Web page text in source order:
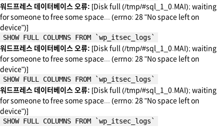
워드프레스 데이터베이스 오류: [Disk full (/tmp/#sql_1_0.MAI); waiting
for someone to free some space... (errno: 28 "No space left on
device")]
SHOW FULL COLUMNS FROM `wp_itsec_logs`
워드프레스 데이터베이스 오류: [Disk full (/tmp/#sql_1_0.MAI); waiting
for someone to free some space... (errno: 28 "No space left on
device")]
SHOW FULL COLUMNS FROM `wp_itsec_logs`
워드프레스 데이터베이스 오류: [Disk full (/tmp/#sql_1_0.MAI); waiting
for someone to free some space... (errno: 28 "No space left on
device")]
SHOW FULL COLUMNS FROM `wp_itsec_logs`